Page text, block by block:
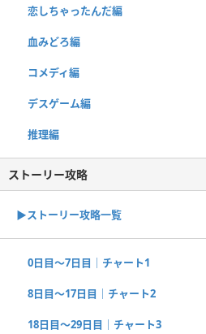
恋しちゃったんだ編
血みどろ編
コメディ編
デスゲーム編
推理編
ストーリー攻略
▶︎ストーリー攻略一覧
0日目〜7日目｜チャート1
8日目〜17日目｜チャート2
18日目〜29日目｜チャート3